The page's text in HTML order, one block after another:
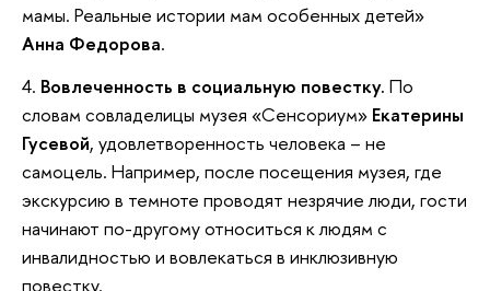
мамы. Реальные истории мам особенных детей»
Анна Федорова.
4. Вовлеченность в социальную повестку. По
словам совладелицы музея «Сенсориум» Екатерины
Гусевой, удовлетворенность человека – не
самоцель. Например, после посещения музея, где
экскурсию в темноте проводят незрячие люди, гости
начинают по-другому относиться к людям с
инвалидностью и вовлекаться в инклюзивную
повестку.